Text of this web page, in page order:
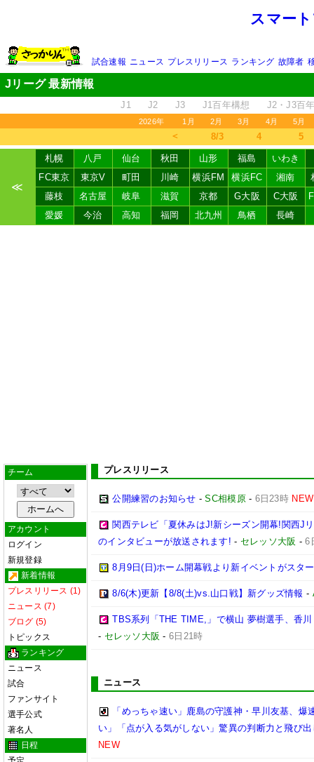
スマー
試合速報 ニュース プレスリリース ランキング 故障者
Jリーグ 最新情報
J1 J2 J3 J1百年構想 J2・J3百
2026年 1月 2月 3月 4月 5月
＜ 8/3 4 5
≪
札幌 八戸 仙台 秋田 山形 福島
いわき
FC東京
東京V 町田 川崎 横浜FM 横浜FC 湘南
藤枝
名古屋 岐阜 滋賀 京都 G大阪 C大阪
愛媛
今治 高知 福岡 北九州 鳥栖 長崎
チーム
アカウント
ログイン
新規登録
新着情報
プレスリリース (1)
ニュース (7)
ブログ (5)
トピックス
ランキング
ニュース
試合
ファンサイト
選手公式
著名人
日程
プレスリリース
公開練習のお知らせ -SC相模原- 6日23時 NEW
関西テレビ「夏休みはJ!新シーズン開幕!関西J
のインタビューが放送されます! - セレッソ大阪 -6
8月9日(日)ホーム開幕戦より新イベントがスタ
8/6(木)更新【8/8(土)vs.山口戦】新グッズ情報 -
TBS系列「THE TIME,」で横山 夢樹選手、香
- セレッソ大阪 - 6日21時
ニュース
「めっちゃ速い」鹿島の守護神・早川友基、
い」「点が入る気がしない」驚異の判断力と飛び
NEW